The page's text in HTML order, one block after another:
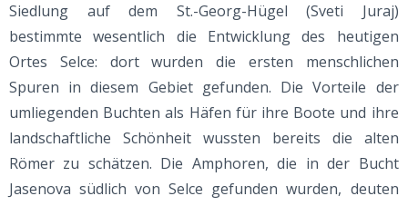
Siedlung auf dem St.-Georg-Hügel (Sveti Juraj)
bestimmte wesentlich die Entwicklung des heutigen
Ortes Selce: dort wurden die ersten menschlichen
Spuren in diesem Gebiet gefunden. Die Vorteile der
umliegenden Buchten als Häfen für ihre Boote und ihre
landschaftliche Schönheit wussten bereits die alten
Römer zu schätzen. Die Amphoren, die in der Bucht
Jasenova südlich von Selce gefunden wurden, deuten